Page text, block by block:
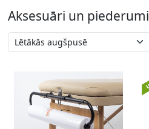
Aksesuāri un piederumi